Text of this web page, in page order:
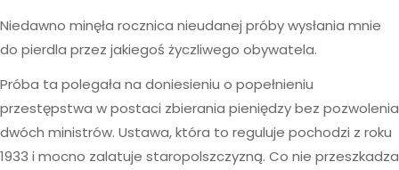
Niedawno minęła rocznica nieudanej próby wysłania mnie
do pierdla przez jakiegoś życzliwego obywatela.
Próba ta polegała na doniesieniu o popełnieniu
przestępstwa w postaci zbierania pieniędzy bez pozwolenia
dwóch ministrów. Ustawa, która to reguluje pochodzi z roku
1933 i mocno zalatuje staropolszczyzną. Co nie przeszkadza